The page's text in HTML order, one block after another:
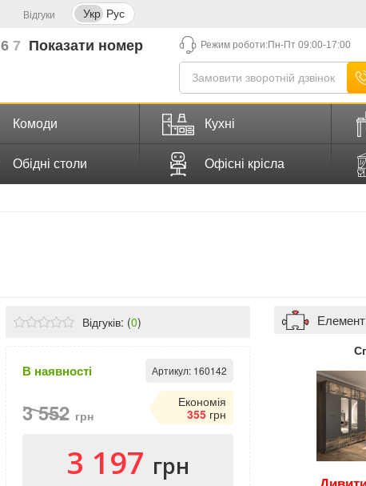
Відгуки Укр Рус
6 7 Показати номер Режим роботи:Пн-Пт 09:00-17:00
Комоди Кухні
Обідні столи Офісні крісла
Відгуків: (0)
В наявності Артикул: 160142
3 552 грн
Економія
355 грн
3 197 грн